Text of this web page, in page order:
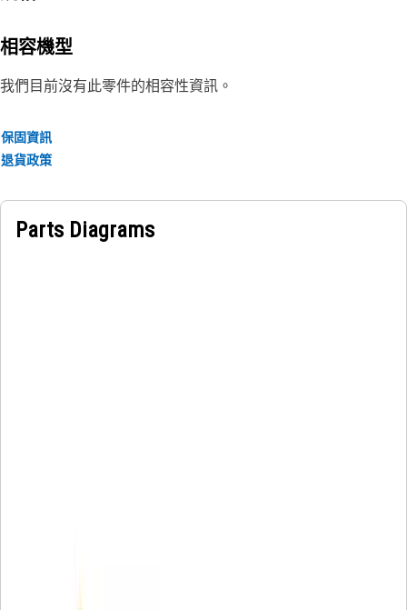
相容機型
我們目前沒有此零件的相容性資訊。
保固資訊
退貨政策
Parts Diagrams